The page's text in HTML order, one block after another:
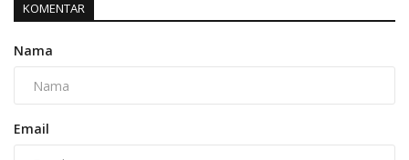
KOMENTAR
Nama
Email